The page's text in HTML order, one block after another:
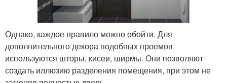
Однако, каждое правило можно обойти. Для
дополнительного декора подобных проемов
используются шторы, кисеи, ширмы. Они позволяют
создать иллюзию разделения помещения, при этом не